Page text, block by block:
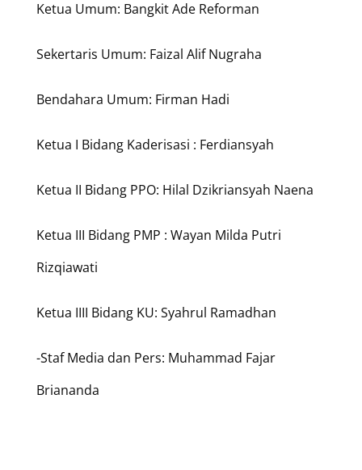
Ketua Umum: Bangkit Ade Reforman
Sekertaris Umum: Faizal Alif Nugraha
Bendahara Umum: Firman Hadi
Ketua I Bidang Kaderisasi : Ferdiansyah
Ketua II Bidang PPO: Hilal Dzikriansyah Naena
Ketua III Bidang PMP : Wayan Milda Putri
Rizqiawati
Ketua IIII Bidang KU: Syahrul Ramadhan
-Staf Media dan Pers: Muhammad Fajar
Briananda